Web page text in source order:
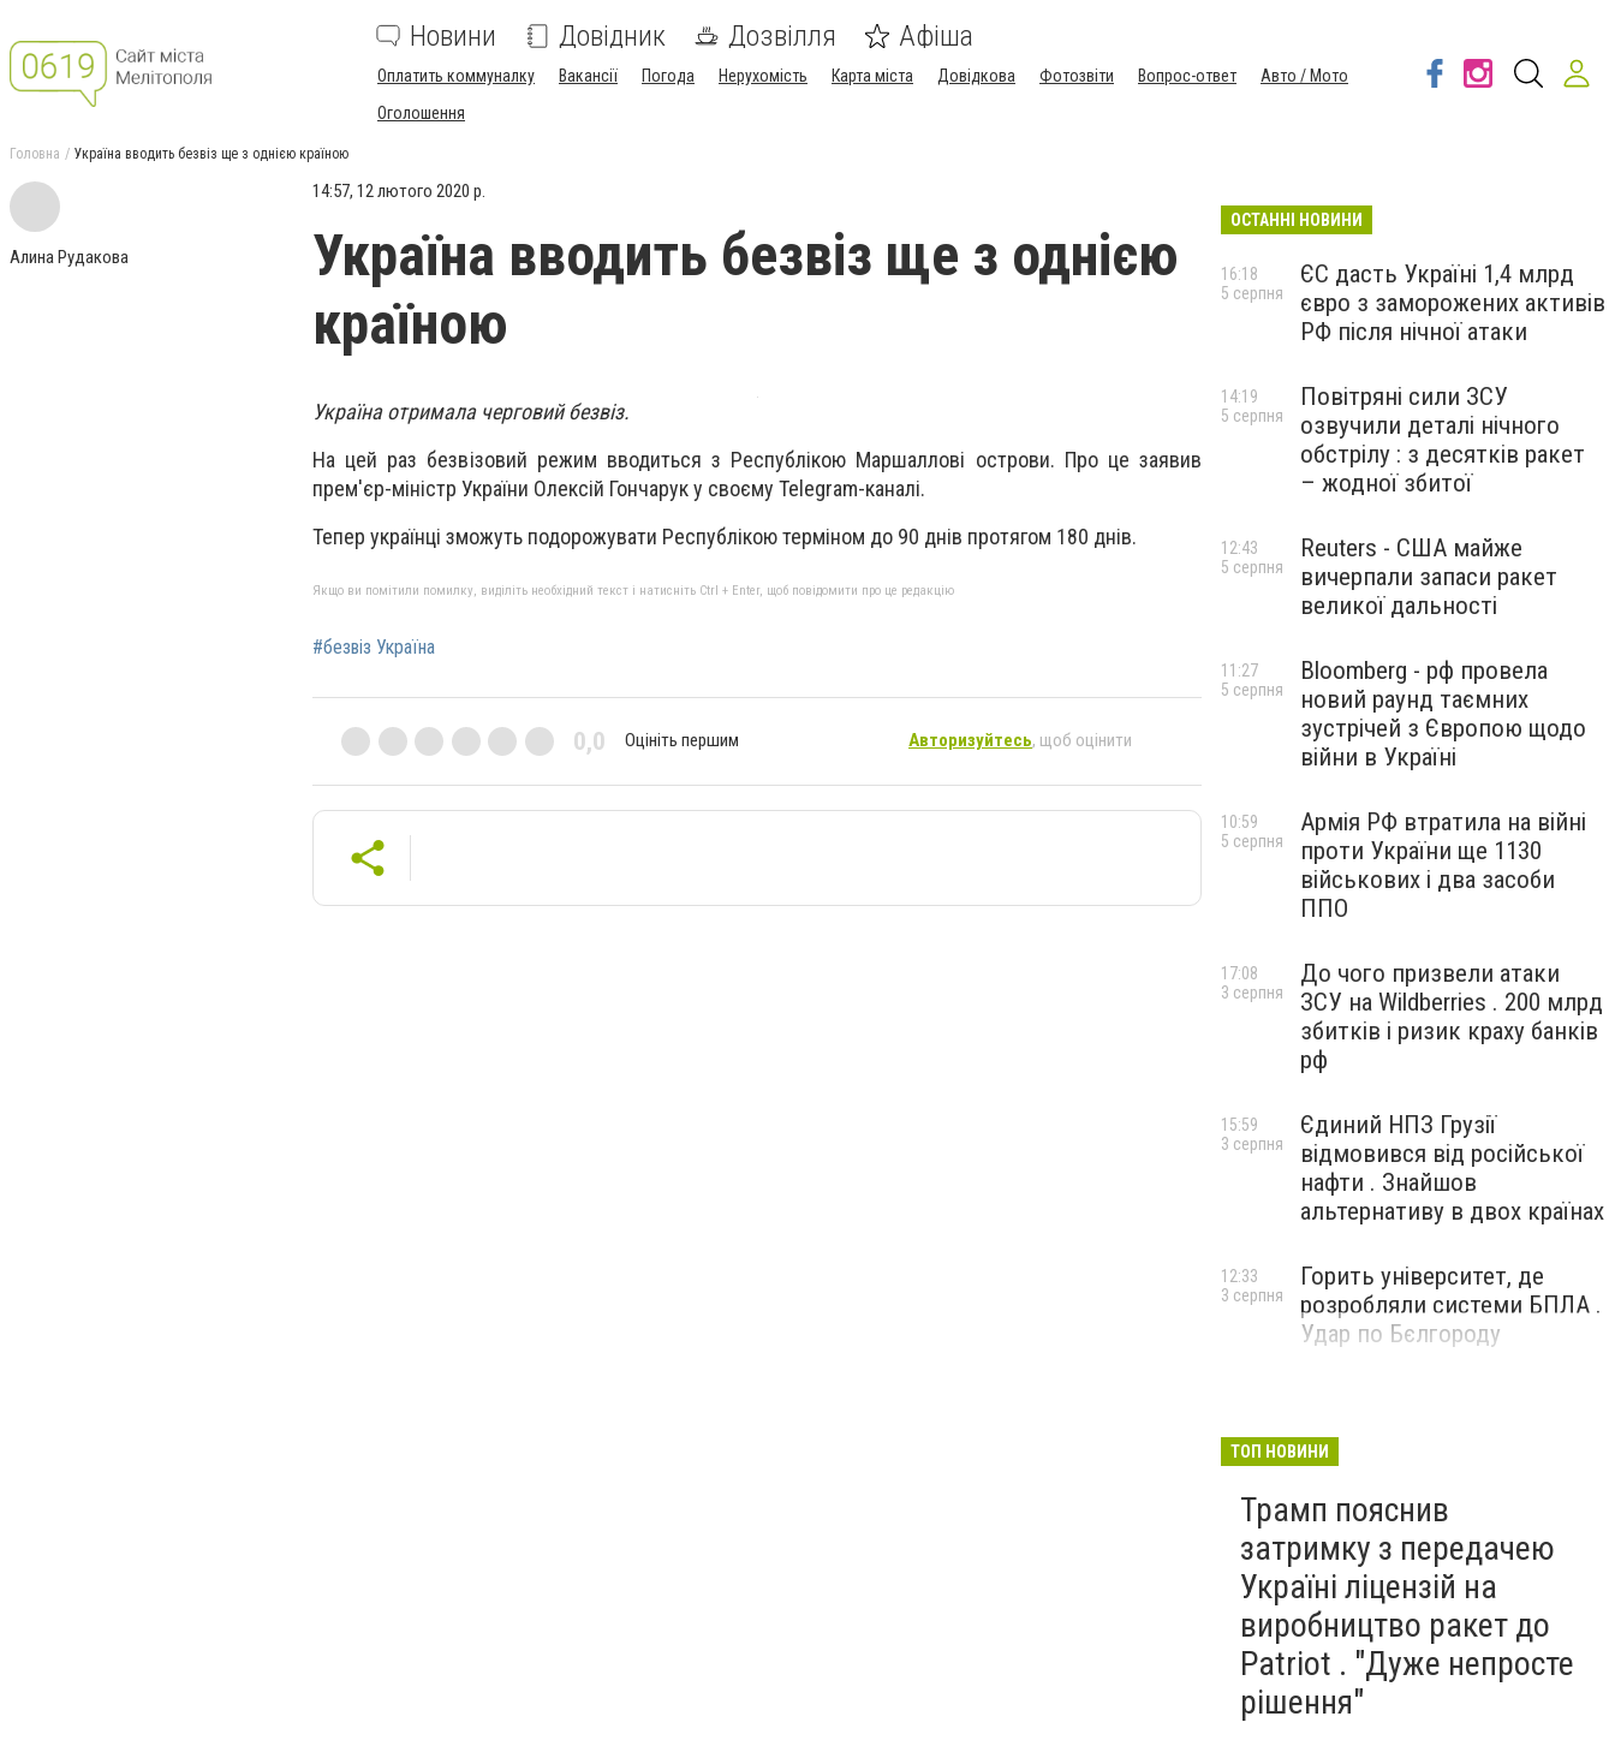
Новини Довідник Дозвілля Афіша
Оплатить коммуналку Вакансії Погода Нерухомість Карта міста Довідкова Фотозвіти Вопрос-ответ
Авто / Мото
Оголошення
Головна Україна вводить безвіз ще з однією країною
Алина Рудакова
14:57, 12 лютого 2020 р.
Україна вводить безвіз ще з однією
країною
Україна отримала черговий безвіз.
На цей раз безвізовий режим вводиться з Республікою Маршаллові острови. Про це заявив
прем'єр-міністр України Олексій Гончарук у своєму Telegram-каналі.
Тепер українці зможуть подорожувати Республікою терміном до 90 днів протягом 180 днів.
Якщо ви помітили помилку, виділіть необхідний текст і натисніть Ctrl + Enter, щоб повідомити про це редакцію
#безвіз Україна
0,0 Оцініть першим Авторизуйтесь, щоб оцінити
ОСТАННІ НОВИНИ
ЄС дасть Україні 1,4 млрд
євро з заморожених активів
РФ після нічної атаки
16:18
5 серпня
Повітряні сили ЗСУ
озвучили деталі нічного
обстрілу : з десятків ракет
– жодної збитої
14:19
5 серпня
Reuters - США майже
вичерпали запаси ракет
великої дальності
12:43
5 серпня
Bloomberg - рф провела
новий раунд таємних
зустрічей з Європою щодо
війни в Україні
11:27
5 серпня
Армія РФ втратила на війні
проти України ще 1130
військових і два засоби
ППО
10:59
5 серпня
До чого призвели атаки
ЗСУ на Wildberries . 200 млрд
збитків і ризик краху банків
рф
17:08
3 серпня
Єдиний НПЗ Грузії
відмовився від російської
нафти . Знайшов
альтернативу в двох країнах
15:59
3 серпня
Горить університет, де
розробляли системи БПЛА .
Удар по Бєлгороду
12:33
3 серпня
ТОП НОВИНИ
Трамп пояснив
затримку з передачею
Україні ліцензій на
виробництво ракет до
Patriot . "Дуже непросте
рішення"